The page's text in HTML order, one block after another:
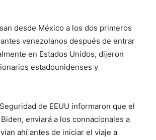
desde México a los dos primeros
venezolanos después de entrar
en Estados Unidos, dijeron
estadounidenses y
de EEUU informaron que el
enviará a los connacionales a
ahí antes de iniciar el viaje a